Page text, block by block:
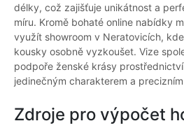
délky, což zajišťuje unikátnost a
míru. Kromě bohaté online nabídky
využít showroom v Neratovicích,
kousky osobně vyzkoušet. Vize
podpoře ženské krásy
jedinečným charakterem a
Zdroje pro výpočet